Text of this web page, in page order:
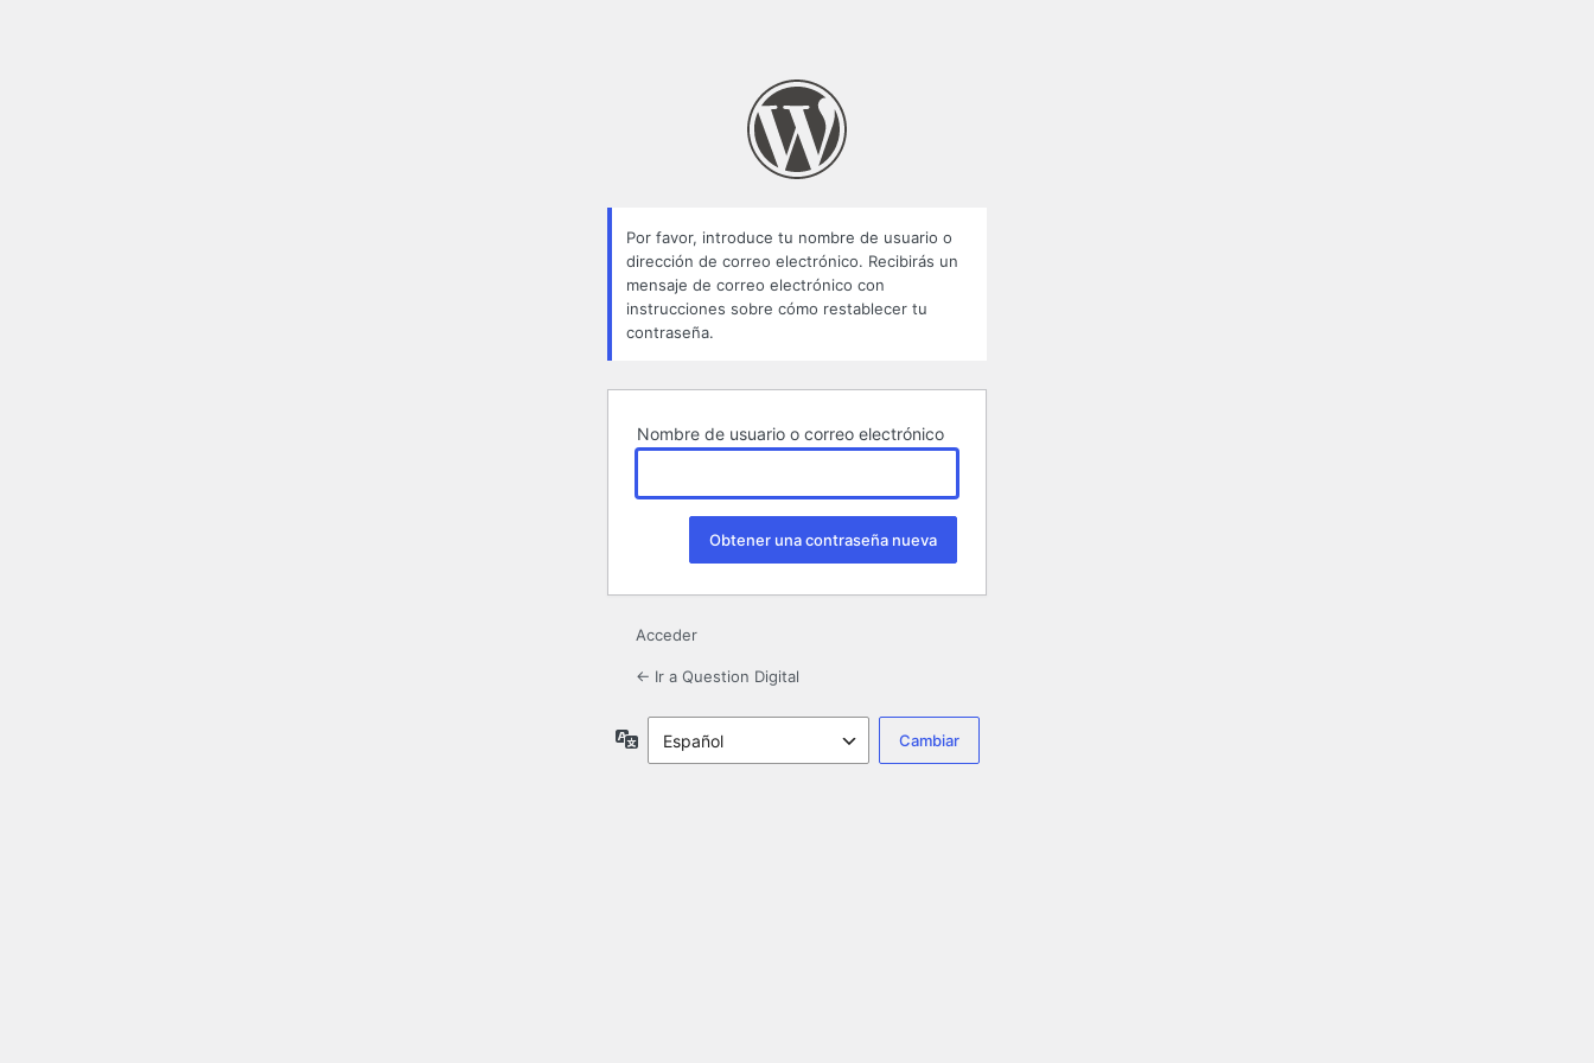
Por favor, introduce tu nombre de usuario o
dirección de correo electrónico. Recibirás un
mensaje de correo electrónico con
instrucciones sobre cómo restablecer tu
contraseña.
Nombre de usuario o correo electrónico
Acceder
← Ir a Question Digital
Idioma